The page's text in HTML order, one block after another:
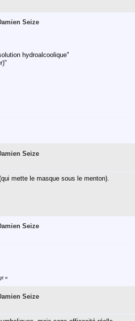
Seize
hydroalcoolique"
Seize
mette le masque sous le menton).
Seize
»
Seize